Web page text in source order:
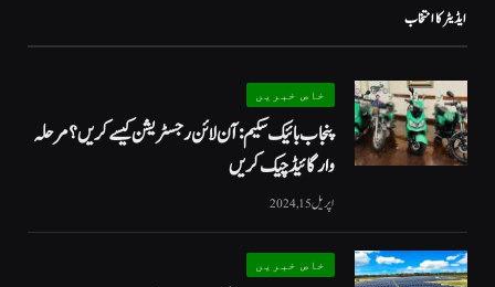
ایڈیٹر کا انتخاب
خاص خبریں
پنجاب بائیک سکیم: آن لائن رجسٹریشن کیسے کریں؟ مرحلہ
وار گائیڈ چیک کریں
اپریل 15, 2024
خاص خبریں